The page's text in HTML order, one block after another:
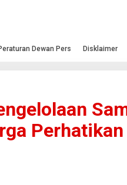
Dewan Pers Disklaimer